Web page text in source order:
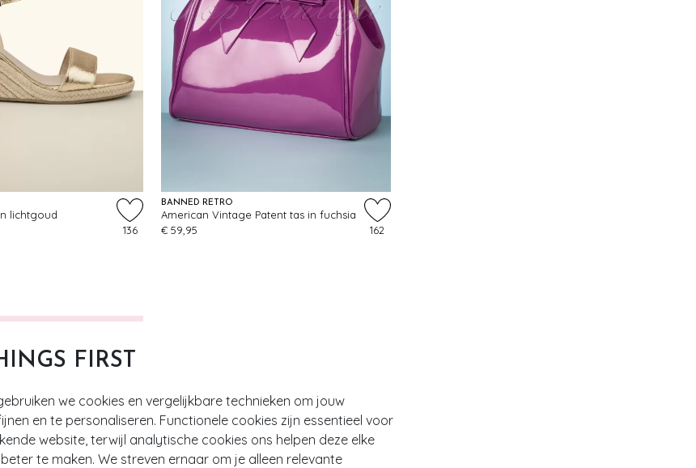
FIRST
we cookies en vergelijkbare technieken om jouw
en te personaliseren. Functionele cookies zijn essentieel voor
website, terwijl analytische cookies ons helpen deze elke
te maken. We streven ernaar om je alleen relevante
lichtgoud
136
BANNED RETRO
American Vintage Patent tas in fuchsia
€ 59,95
162